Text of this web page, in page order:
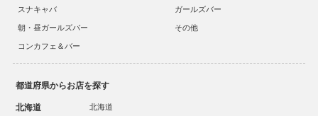
スナキャバ
ガールズバー
朝・昼ガールズバー
その他
コンカフェ＆バー
都道府県からお店を探す
北海道 北海道